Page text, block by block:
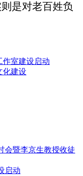
是对老百姓负
作室建设启动
化建设
会暨李京生教授收徒
启动